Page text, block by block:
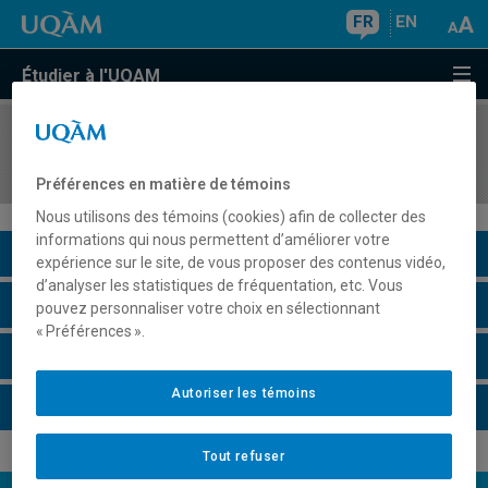
FR EN
Étudier à l'UQAM
COURS//
Description du cours
Horaire - Été 2026
Préférences en matière de témoins
Nous utilisons des témoins (cookies) afin de collecter des
informations qui nous permettent d’améliorer votre
expérience sur le site, de vous proposer des contenus vidéo,
d’analyser les statistiques de fréquentation, etc. Vous
pouvez personnaliser votre choix en sélectionnant
« Préférences ».
Tout refuser
Autoriser les témoins